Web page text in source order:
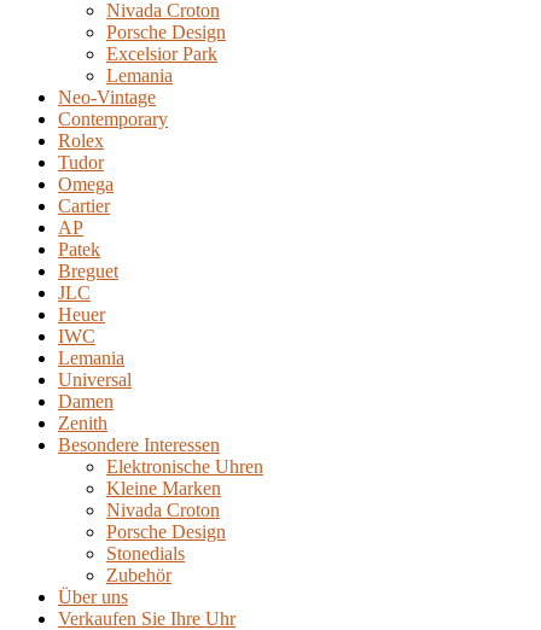
Nivada Croton
Porsche Design
Excelsior Park
Lemania
Neo-Vintage
Contemporary
Rolex
Tudor
Omega
Cartier
AP
Patek
Breguet
JLC
Heuer
IWC
Lemania
Universal
Damen
Zenith
Besondere Interessen
Elektronische Uhren
Kleine Marken
Nivada Croton
Porsche Design
Stonedials
Zubehör
Über uns
Verkaufen Sie Ihre Uhr